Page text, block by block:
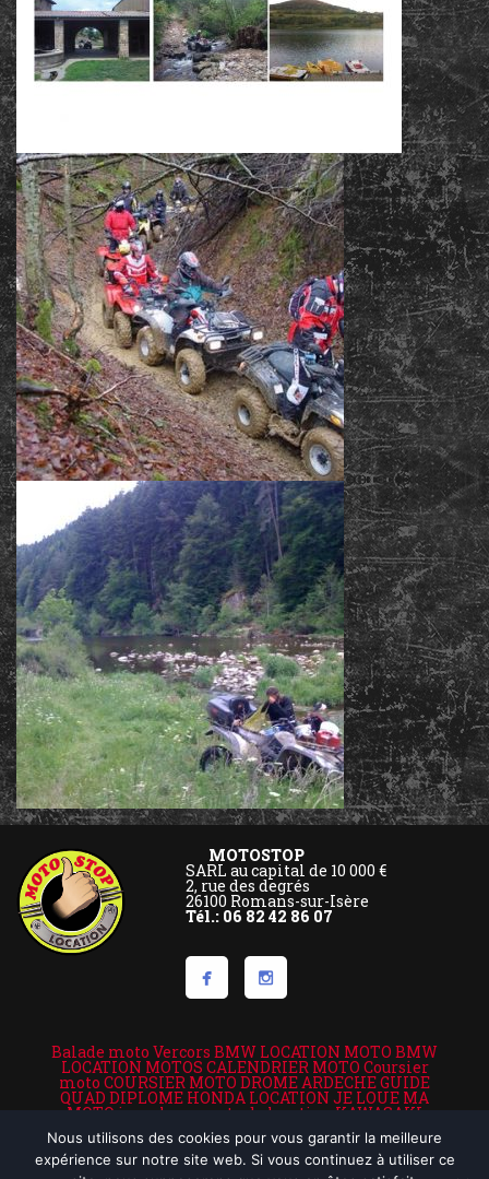
MOTOSTOP
SARL au capital de 10 000 €
2, rue des degrés
26100 Romans-sur-Isère
Tél.: 06 82 42 86 07
Balade moto Vercors BMW LOCATION MOTO BMW
LOCATION MOTOS CALENDRIER MOTO Coursier
moto COURSIER MOTO DROME ARDECHEGUIDE
QUAD DIPLOME HONDA LOCATION JE LOUE MA
MOTO je roule en moto de location KAWASAKI
VALENCE LOCATION VALENCE MOTO location de
motosLOCATION MOTOLocation moto Ardèche
location moto assistance location moto drome et
ardeche location moto Lyon Location moto Rhone
Nous utilisons des cookies pour vous garantir la meilleure
expérience sur notre site web. Si vous continuez à utiliser ce